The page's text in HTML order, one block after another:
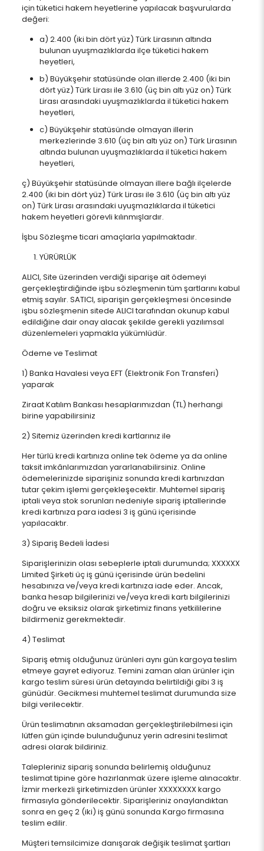
için tüketici hakem heyetlerine yapılacak başvurularda
değeri:
a) 2.400 (iki bin dört yüz) Türk Lirasının altında
bulunan uyuşmazlıklarda ilçe tüketici hakem
heyetleri,
b) Büyükşehir statüsünde olan illerde 2.400 (iki bin
dört yüz) Türk Lirası ile 3.610 (üç bin altı yüz on) Türk
Lirası arasındaki uyuşmazlıklarda il tüketici hakem
heyetleri,
c) Büyükşehir statüsünde olmayan illerin
merkezlerinde 3.610 (üç bin altı yüz on) Türk Lirasının
altında bulunan uyuşmazlıklarda il tüketici hakem
heyetleri,
ç) Büyükşehir statüsünde olmayan illere bağlı ilçelerde
2.400 (iki bin dört yüz) Türk Lirası ile 3.610 (üç bin altı yüz
on) Türk Lirası arasındaki uyuşmazlıklarda il tüketici
hakem heyetleri görevli kılınmışlardır.
İşbu Sözleşme ticari amaçlarla yapılmaktadır.
YÜRÜRLÜK
ALICI, Site üzerinden verdiği siparişe ait ödemeyi
gerçekleştirdiğinde işbu sözleşmenin tüm şartlarını kabul
etmiş sayılır. SATICI, siparişin gerçekleşmesi öncesinde
işbu sözleşmenin sitede ALICI tarafından okunup kabul
edildiğine dair onay alacak şekilde gerekli yazılımsal
düzenlemeleri yapmakla yükümlüdür.
Ödeme ve Teslimat
1) Banka Havalesi veya EFT (Elektronik Fon Transferi)
yaparak
Ziraat Katılım Bankası hesaplarımızdan (TL) herhangi
birine yapabilirsiniz
2) Sitemiz üzerinden kredi kartlarınız ile
Her türlü kredi kartınıza online tek ödeme ya da online
taksit imkânlarımızdan yararlanabilirsiniz. Online
ödemelerinizde siparişiniz sonunda kredi kartınızdan
tutar çekim işlemi gerçekleşecektir. Muhtemel sipariş
iptali veya stok sorunları nedeniyle sipariş iptallerinde
kredi kartınıza para iadesi 3 iş günü içerisinde
yapılacaktır.
3) Sipariş Bedeli İadesi
Siparişlerinizin olası sebeplerle iptali durumunda; XXXXXX
Limited Şirketi üç iş günü içerisinde ürün bedelini
hesabınıza ve/veya kredi kartınıza iade eder. Ancak,
banka hesap bilgilerinizi ve/veya kredi kartı bilgilerinizi
doğru ve eksiksiz olarak şirketimiz finans yetkililerine
bildirmeniz gerekmektedir.
4) Teslimat
Sipariş etmiş olduğunuz ürünleri aynı gün kargoya teslim
etmeye gayret ediyoruz. Temini zaman alan ürünler için
kargo teslim süresi ürün detayında belirtildiği gibi 3 iş
günüdür. Gecikmesi muhtemel teslimat durumunda size
bilgi verilecektir.
Ürün teslimatının aksamadan gerçekleştirilebilmesi için
lütfen gün içinde bulunduğunuz yerin adresini teslimat
adresi olarak bildiriniz.
Talepleriniz sipariş sonunda belirlemiş olduğunuz
teslimat tipine göre hazırlanmak üzere işleme alınacaktır.
İzmir merkezli şirketimizden ürünler XXXXXXXX kargo
firmasıyla gönderilecektir. Siparişleriniz onaylandıktan
sonra en geç 2 (iki) iş günü sonunda Kargo firmasına
teslim edilir.
Müşteri temsilcimize danışarak değişik teslimat şartları